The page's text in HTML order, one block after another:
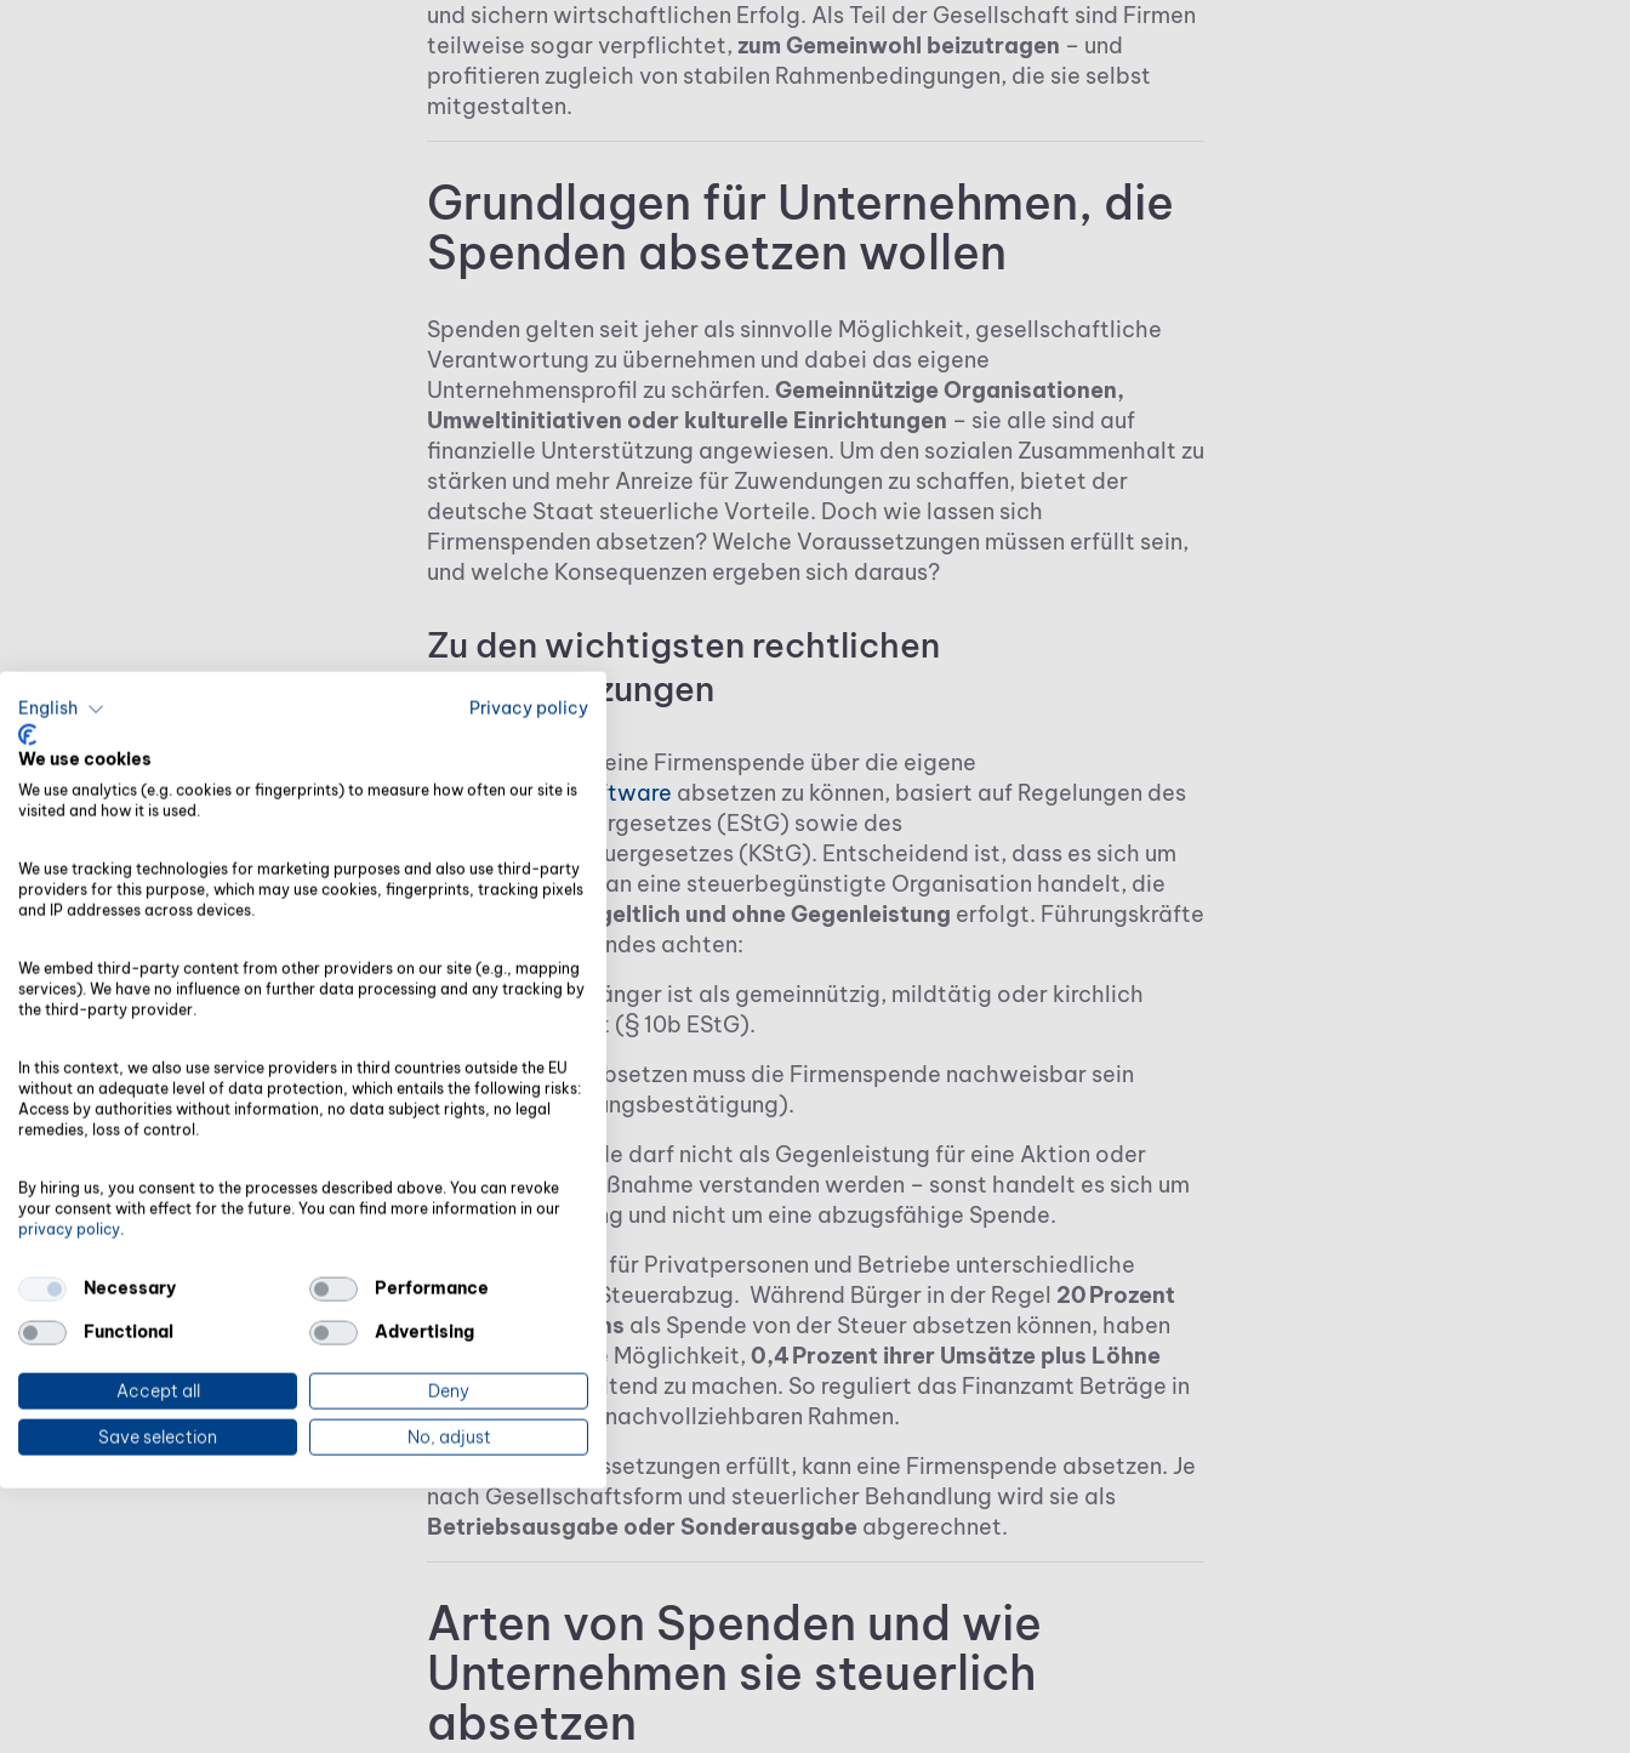
und sichern wirtschaftlichen Erfolg. Als Teil der Gesellschaft sind Firmen
teilweise sogar verpflichtet, zum Gemeinwohl beizutragen – und
profitieren zugleich von stabilen Rahmenbedingungen, die sie selbst
mitgestalten.
Grundlagen für Unternehmen, die
Spenden absetzen wollen
Spenden gelten seit jeher als sinnvolle Möglichkeit, gesellschaftliche
Verantwortung zu übernehmen und dabei das eigene
Unternehmensprofil zu schärfen. Gemeinnützige Organisationen,
Umweltinitiativen oder kulturelle Einrichtungen – sie alle sind auf
finanzielle Unterstützung angewiesen. Um den sozialen Zusammenhalt zu
stärken und mehr Anreize für Zuwendungen zu schaffen, bietet der
deutsche Staat steuerliche Vorteile. Doch wie lassen sich
Firmenspenden absetzen? Welche Voraussetzungen müssen erfüllt sein,
und welche Konsequenzen ergeben sich daraus?
Zu den wichtigsten rechtlichen
Voraussetzungen
Die Möglichkeit, eine Firmenspende über die eigene
Buchführungssoftware absetzen zu können, basiert auf Regelungen des
Einkommensteuergesetzes (EStG) sowie des
Körperschaftsteuergesetzes (KStG). Entscheidend ist, dass es sich um
eine Zuwendung an eine steuerbegünstigte Organisation handelt, die
freiwillig, unentgeltlich und ohne Gegenleistung erfolgt. Führungskräfte
sollten auf Folgendes achten:
Der Empfänger ist als gemeinnützig, mildtätig oder kirchlich
anerkannt (§ 10b EStG).
Für das Absetzen muss die Firmenspende nachweisbar sein
(Zuwendungsbestätigung).
Die Spende darf nicht als Gegenleistung für eine Aktion oder
Werbemaßnahme verstanden werden – sonst handelt es sich um
Sponsoring und nicht um eine abzugsfähige Spende.
Weiterhin gelten für Privatpersonen und Betriebe unterschiedliche
Grenzen für den Steuerabzug. Während Bürger in der Regel 20 Prozent
ihres Einkommens als Spende von der Steuer absetzen können, haben
Unternehmen die Möglichkeit, 0,4 Prozent ihrer Umsätze plus Löhne
und Gehälter
geltend zu machen. So reguliert das Finanzamt Beträge in
einem fairen und nachvollziehbaren Rahmen.
Wer diese Voraussetzungen erfüllt, kann eine Firmenspende absetzen. Je
nach Gesellschaftsform und steuerlicher Behandlung wird sie als
Betriebsausgabe oder Sonderausgabe abgerechnet.
Arten von Spenden und wie
Unternehmen sie steuerlich
absetzen
English Privacy policy
We use cookies
We use analytics (e.g. cookies or fingerprints) to measure how often our site is
visited and how it is used.
We use tracking technologies for marketing purposes and also use third-party
providers for this purpose, which may use cookies, fingerprints, tracking pixels
and IP addresses across devices.
We embed third-party content from other providers on our site (e.g., mapping
services). We have no influence on further data processing and any tracking by
the third-party provider.
In this context, we also use service providers in third countries outside the EU
without an adequate level of data protection, which entails the following risks:
Access by authorities without information, no data subject rights, no legal
remedies, loss of control.
By hiring us, you consent to the processes described above. You can revoke
your consent with effect for the future. You can find more information in our
privacy policy.
Necessary
Performance
Functional
Advertising
Accept all Deny
Save selection No, adjust